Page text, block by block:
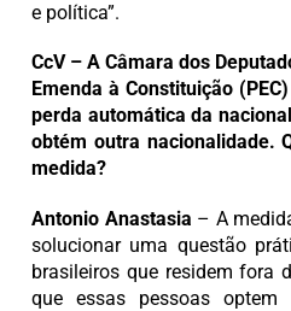
e política”.
CcV – A Câmara dos
Emenda à Constituição
perda automática da
obtém outra nacionalidade.
medida?
Antonio Anastasia – A
solucionar uma questão
brasileiros que residem fora
que essas pessoas optem